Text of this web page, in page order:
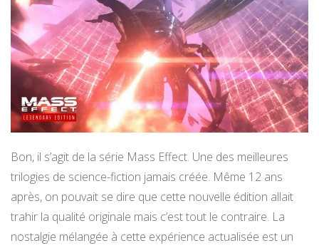
Bon, il s’agit de la série Mass Effect. Une des meilleures
trilogies de science-fiction jamais créée. Même 12 ans
après, on pouvait se dire que cette nouvelle édition allait
trahir la qualité originale mais c’est tout le contraire. La
nostalgie mélangée à cette expérience actualisée est un